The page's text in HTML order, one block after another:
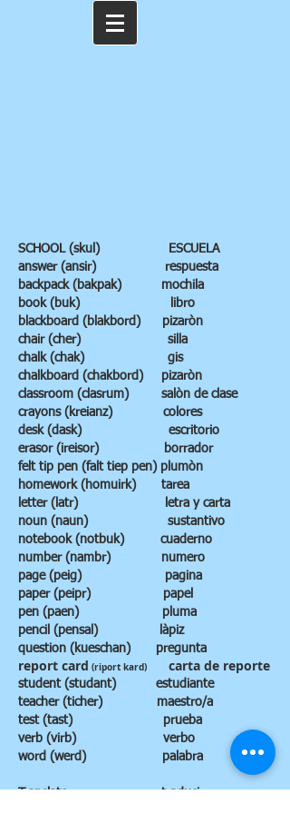
SCHOOL (skul) ESCUELA
answer (ansir) respuesta
backpack (bakpak) mochila
book (buk) libro
blackboard (blakbord) pizaròn
chair (cher) silla
chalk (chak) gis
chalkboard (chakbord) pizaròn
classroom (clasrum) salòn de clase
crayons (kreianz) colores
desk (dask) escritorio
erasor (ireisor) borrador
felt tip pen (falt tiep pen) plumòn
homework (homuirk) tarea
letter (latr) letra y carta
noun (naun) sustantivo
notebook (notbuk) cuaderno
number (nambr) numero
page (peig) pagina
paper (peipr) papel
pen (paen) pluma
pencil (pensal) làpiz
question (kueschan) pregunta
report card (riport kard) carta de reporte
student (studant) estudiante
teacher (ticher) maestro/a
test (tast) prueba
verb (virb) verbo
word (werd) palabra
Translate traducir